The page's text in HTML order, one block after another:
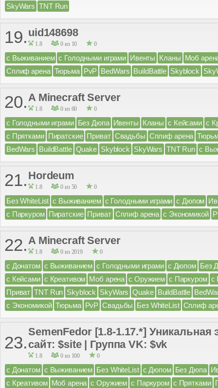
SkyWars TNT Run
19. uid148698
1.8 0 из 10 0
с Выживанием с Голодными играми Ивенты Кланы Моб
Сплиф арена Тюрьма PvP BedWars BuildBattle Skyblock
20.A Minecraft Server
1.8 0 из 60 0
с Голодными играми Без Дюпа Ивенты Кланы с Кейсами с
с Прятками Пиратские Приват Свадьбы Сплиф арена
BedWars BuildBattle Quake Skyblock SkyWars TNT Run с
21. Hordeum
1.8 0 из 50 0
Без WhiteList с Выживанием с Голодными играми с Дюпом
с Паркуром Пиратские Приват Сплиф арена с Экономикой
22.A Minecraft Server
1.8 0 из 2019 0
с Донатом с Выживанием с Голодными играми с Дюпом Без
с Кейсами с Креативом Моб арена с Оружием с Паркуром с
Приват TNT Run Skyblock SkyWars Quake BuildBattle
с Экономикой Тюрьма PvP Свадьбы Без WhiteList Сплиф
23.
SemenFedor [1.8-1.17.*]
сайт: $site | Группа VK: $vk
1.8 0 из 100 0
с Донатом с Выживанием Без WhiteList с Дюпом Без Дюпа
с Креативом Моб арена с Оружием с Паркуром с Прятками